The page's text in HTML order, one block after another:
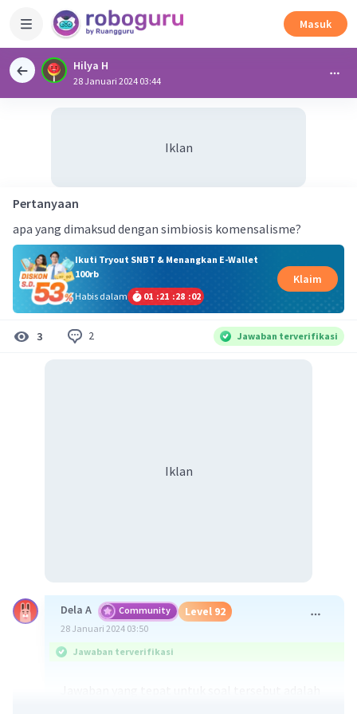
Masuk
Hilya H
28 Januari 2024 03:44
Iklan
Pertanyaan
apa yang dimaksud dengan simbiosis komensalisme?
Ikuti Tryout SNBT & Menangkan E-Wallet
100rb
Habis dalam
01 :21 :28 :01
Klaim
3 2 Jawaban terverifikasi
Iklan
Dela A Community Level 92
28 Januari 2024 03:50
Jawaban terverifikasi